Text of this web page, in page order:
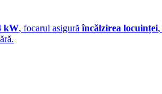
kW, focarul asigurăîncălzirea locuinței